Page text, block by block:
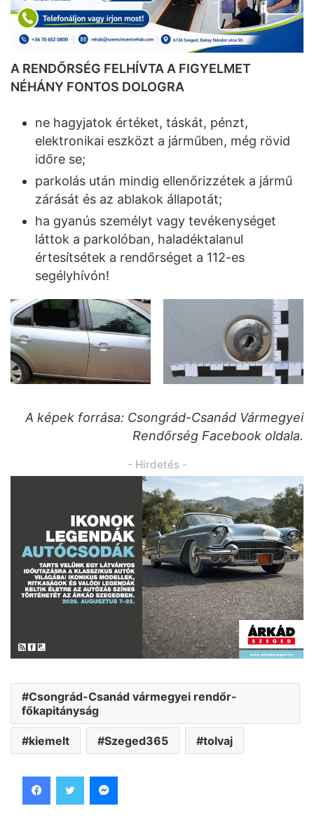
A RENDŐRSÉG FELHÍVTA A FIGYELMET
NÉHÁNY FONTOS DOLOGRA
ne hagyjatok értéket, táskát, pénzt,
elektronikai eszközt a járműben, még rövid
időre se;
parkolás után mindig ellenőrizzétek a jármű
zárását és az ablakok állapotát;
ha gyanús személyt vagy tevékenységet
láttok a parkolóban, haladéktalanul
értesítsétek a rendőrséget a 112-es
segélyhívón!
A képek forrása: Csongrád-Csanád Vármegyei
Rendőrség Facebook oldala.
- Hirdetés -
Csongrád-Csanád vármegyei rendőr-
főkapitányság
kiemelt Szeged365 tolvaj